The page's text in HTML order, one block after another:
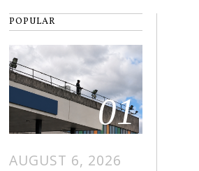
POPULAR
01
AUGUST 6, 2026